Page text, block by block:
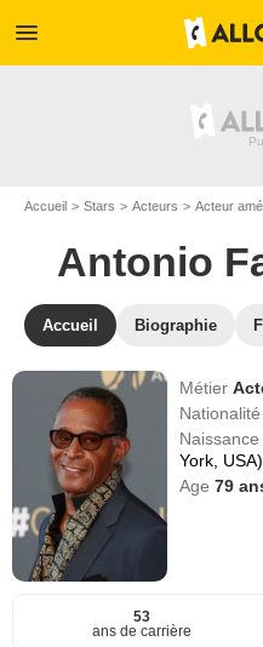
menu
Accueil Stars Acteurs Acteur
Antonio
Accueil Biographie
Métier
Naissance
York, USA)
Age79
53
ans de carrière